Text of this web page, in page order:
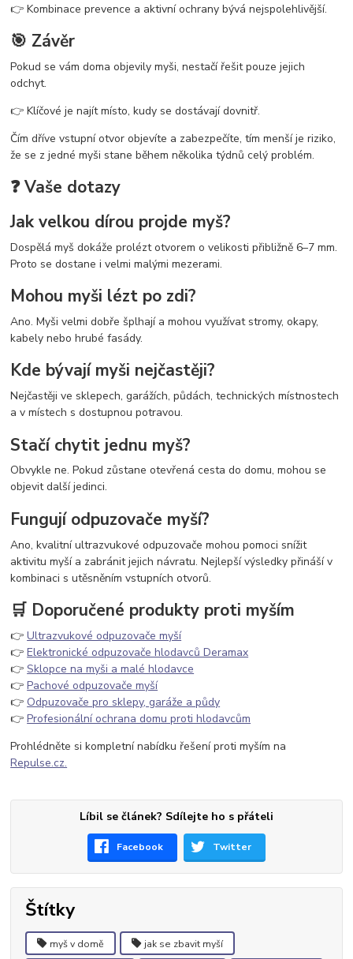
👉 Kombinace prevence a aktivní ochrany bývá nejspolehlivější.
🎯 Závěr
Pokud se vám doma objevily myši, nestačí řešit pouze jejich
odchyt.
👉 Klíčové je najít místo, kudy se dostávají dovnitř.
Čím dříve vstupní otvor objevíte a zabezpečíte, tím menší je riziko,
že se z jedné myši stane během několika týdnů celý problém.
❓ Vaše dotazy
Jak velkou dírou projde myš?
Dospělá myš dokáže prolézt otvorem o velikosti přibližně 6–7 mm.
Proto se dostane i velmi malými mezerami.
Mohou myši lézt po zdi?
Ano. Myši velmi dobře šplhají a mohou využívat stromy, okapy,
kabely nebo hrubé fasády.
Kde bývají myši nejčastěji?
Nejčastěji ve sklepech, garážích, půdách, technických místnostech
a v místech s dostupnou potravou.
Stačí chytit jednu myš?
Obvykle ne. Pokud zůstane otevřená cesta do domu, mohou se
objevit další jedinci.
Fungují odpuzovače myší?
Ano, kvalitní ultrazvukové odpuzovače mohou pomoci snížit
aktivitu myší a zabránit jejich návratu. Nejlepší výsledky přináší v
kombinaci s utěsněním vstupních otvorů.
🛒 Doporučené produkty proti myším
👉Ultrazvukové odpuzovače myší
👉Elektronické odpuzovače hlodavců Deramax
👉Sklopce na myši a malé hlodavce
👉Pachové odpuzovače myší
👉 Odpuzovače pro sklepy, garáže a půdy
👉Profesionální ochrana domu proti hlodavcům
Prohlédněte si kompletní nabídku řešení proti myším na
Repulse.cz.
Líbil se článek? Sdílejte ho s přáteli
Facebook Twitter
Štítky
myš v domě jak se zbavit myší